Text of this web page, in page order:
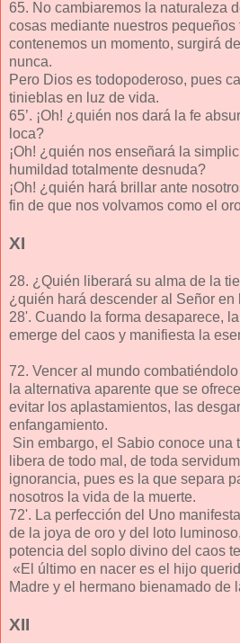
65. No cambiaremos la naturaleza
cosas mediante nuestros pequeños
contenemos un momento, surgirá
nunca.
Pero Dios es todopoderoso, pues
tinieblas en luz de vida.
65’. ¡Oh! ¿quién nos dará la fe
loca?
¡Oh! ¿quién nos enseñará la
humildad totalmente desnuda?
¡Oh! ¿quién hará brillar ante
fin de que nos volvamos como el
XI
28. ¿Quién liberará su alma de la
¿quién hará descender al Señor en
28'. Cuando la forma desaparece,
emerge del caos y manifiesta la
72. Vencer al mundo
la alternativa aparente que se
evitar los aplastamientos, las
enfangamiento.
Sin embargo, el Sabio conoce una
libera de todo mal, de toda
ignorancia, pues es la que separa
nosotros la vida de la muerte.
72'. La perfección del Uno
de la joya de oro y del loto
potencia del soplo divino del caos
«El último en nacer es el hijo
Madre y el hermano bienamado de
XII